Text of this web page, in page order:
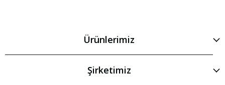
Ürünlerimiz
Şirketimiz